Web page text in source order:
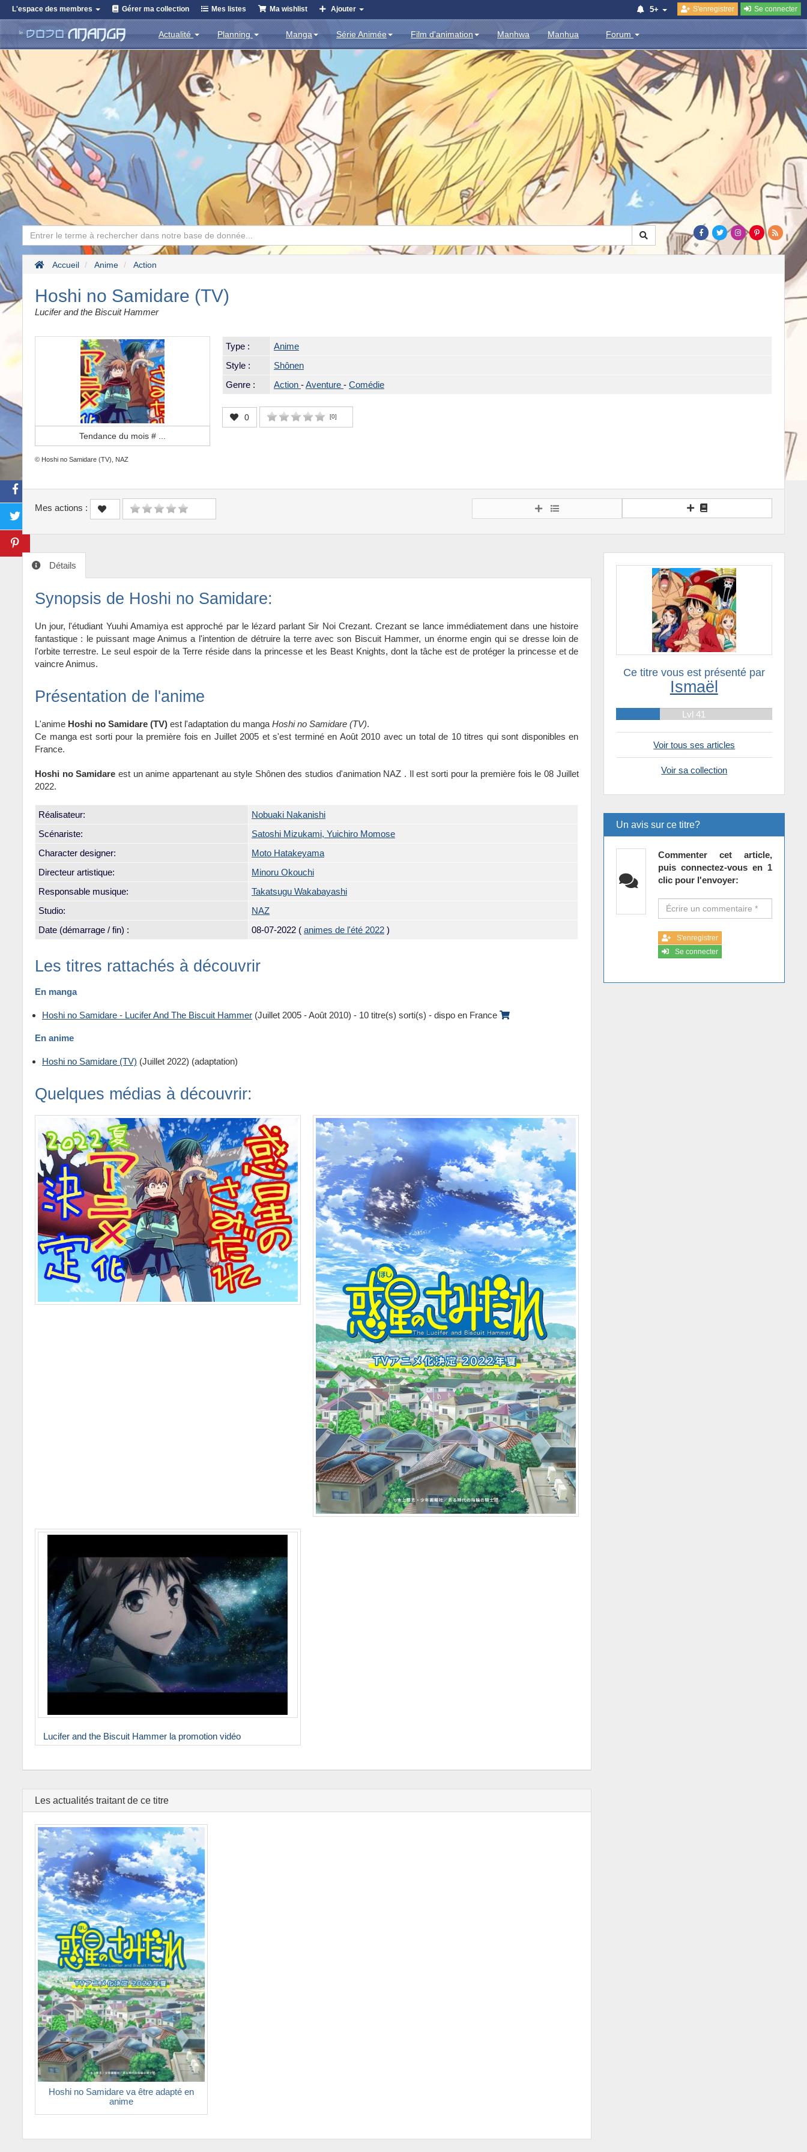
L'espace des membres Gérer ma collection Mes listes Ma wishlist Ajouter 5+ S'enregistrer Se connecter
Actualité Planning Manga Série Animée Film d'animation Manhwa Manhua Forum
Accueil Anime Action
Hoshi no Samidare (TV)
Lucifer and the Biscuit Hammer
Tendance du mois #
© Hoshi no Samidare (TV), NAZ
Type :
Anime
Style :
Shônen
Genre :
Action -Aventure - Comédie
0 [0]
Mes actions :
Détails
Synopsis de Hoshi no Samidare:
Un jour, l'étudiant Yuuhi Amamiya est approché par le lézard parlant Sir Noi Crezant. Crezant se lance immédiatement dans une histoire
fantastique : le puissant mage Animus a l'intention de détruire la terre avec son Biscuit Hammer, un énorme engin qui se dresse loin de
l'orbite terrestre. Le seul espoir de la Terre réside dans la princesse et les Beast Knights, dont la tâche est de protéger la princesse et de
vaincre Animus.
Présentation de l'anime
L'anime Hoshi no Samidare (TV) est l'adaptation du manga Hoshi no Samidare (TV).
Ce manga est sorti pour la première fois en Juillet 2005 et s'est terminé en Août 2010 avec un total de 10 titres qui sont disponibles en
France.
Hoshi no Samidare est un anime appartenant au style Shônen des studios d'animation NAZ . Il est sorti pour la première fois le 08 Juillet
2022.
Réalisateur:
Nobuaki Nakanishi
Scénariste:
Satoshi Mizukami, Yuichiro Momose
Character designer:
Moto Hatakeyama
Directeur artistique:
Minoru Okouchi
Responsable musique:
Takatsugu Wakabayashi
Studio:
NAZ
Date (démarrage / fin) :
08-07-2022 ( animes de l'été 2022 )
Les titres rattachés à découvrir
En manga
Hoshi no Samidare - Lucifer And The Biscuit Hammer (Juillet 2005 - Août 2010) - 10 titre(s) sorti(s) - dispo en France
En anime
Hoshi no Samidare (TV) (Juillet 2022) (adaptation)
Quelques médias à découvrir:
Lucifer and the Biscuit Hammer la promotion vidéo
Les actualités traitant de ce titre
Hoshi no Samidare va être adapté en
anime
Ce titre vous est présenté par
Ismaël
Lvl 41
Voir tous ses articles
Voir sa collection
Un avis sur ce titre?
Commenter cet article,
puis connectez-vous en 1
clic pour l'envoyer:
S'enregistrer
Se connecter